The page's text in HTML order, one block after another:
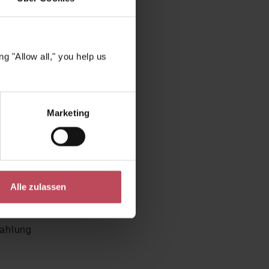
"Allow all," you help us
Marketing
Alle zulassen
– und
gegen
Pflege